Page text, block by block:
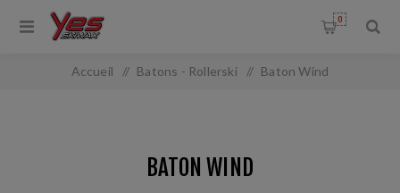
0
Accueil / Batons - Rollerski / Baton Wind
BATON WIND